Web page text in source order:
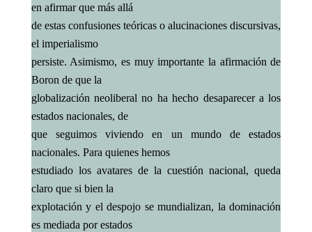
en afirmar que más allá
de estas confusiones teóricas o alucinaciones discursivas,
el imperialismo
persiste. Asimismo, es muy importante la afirmación de
Boron de que la
globalización neoliberal no ha hecho desaparecer a los
estados nacionales, de
que seguimos viviendo en un mundo de estados
nacionales. Para quienes hemos
estudiado los avatares de la cuestión nacional, queda
claro que si bien la
explotación y el despojo se mundializan, la dominación
es mediada por estados